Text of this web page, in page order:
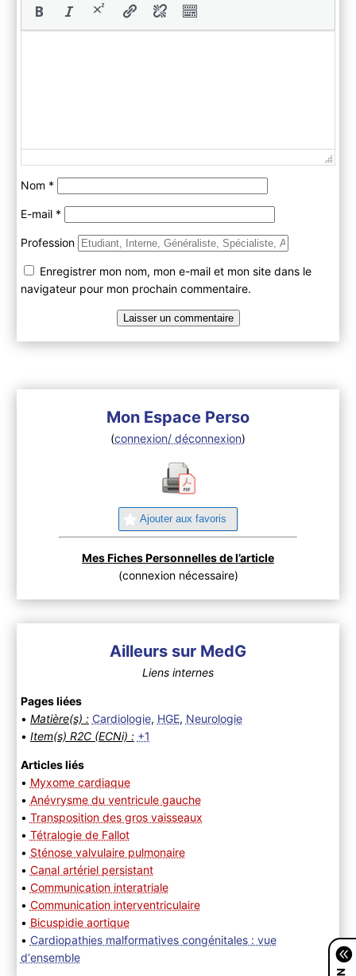
Nom *
E-mail *
Profession
Enregistrer mon nom, mon e-mail et mon site dans le
navigateur pour mon prochain commentaire.
Mon Espace Perso
(connexion/ déconnexion)
Ajouter aux favoris
Mes Fiches Personnelles de l’article
(connexion nécessaire)
Ailleurs sur MedG
Liens internes
Pages liées
• Matière(s) : Cardiologie, HGE, Neurologie
• Item(s) R2C (ECNi) : +1
Articles liés
• Myxome cardiaque
• Anévrysme du ventricule gauche
• Transposition des gros vaisseaux
• Tétralogie de Fallot
• Sténose valvulaire pulmonaire
• Canal artériel persistant
• Communication interatriale
• Communication interventriculaire
• Bicuspidie aortique
• Cardiopathies malformatives congénitales : vue
d‘ensemble